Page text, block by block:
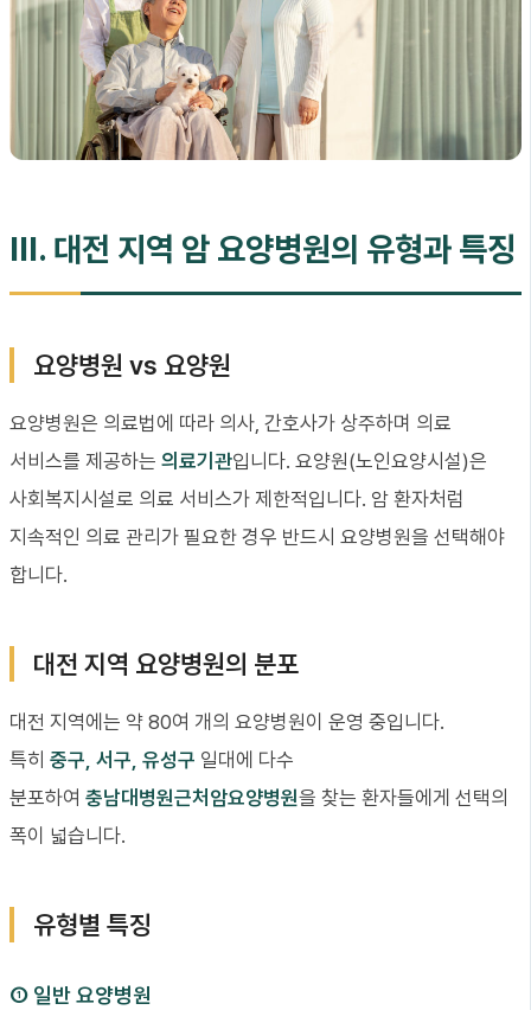
III. 대전 지역 암 요양병원의 유형과 특징
요양병원 vs 요양원
요양병원은 의료법에 따라 의사, 간호사가 상주하며 의료
서비스를 제공하는 의료기관입니다. 요양원(노인요양시설)은
사회복지시설로 의료 서비스가 제한적입니다. 암 환자처럼
지속적인 의료 관리가 필요한 경우 반드시 요양병원을 선택해야
합니다.
대전 지역 요양병원의 분포
대전 지역에는 약 80여 개의 요양병원이 운영 중입니다.
특히 중구, 서구, 유성구 일대에 다수
분포하여 충남대병원근처암요양병원을 찾는 환자들에게 선택의
폭이 넓습니다.
유형별 특징
① 일반 요양병원